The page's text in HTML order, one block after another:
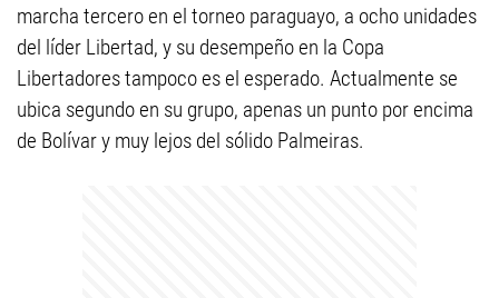
marcha tercero en el torneo paraguayo, a ocho unidades
del líder Libertad, y su desempeño en la Copa
Libertadores tampoco es el esperado. Actualmente se
ubica segundo en su grupo, apenas un punto por encima
de Bolívar y muy lejos del sólido Palmeiras.